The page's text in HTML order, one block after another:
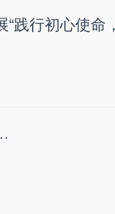
“践行初心使命